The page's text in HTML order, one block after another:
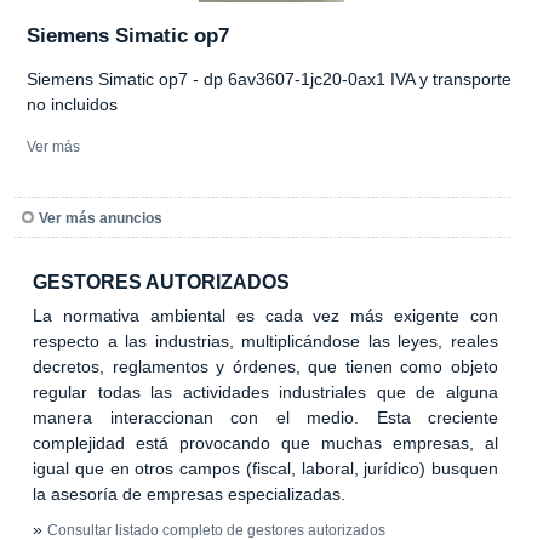
Siemens Simatic op7
Siemens Simatic op7 - dp 6av3607-1jc20-0ax1 IVA y transporte
no incluidos
Ver más
Ver más anuncios
GESTORES AUTORIZADOS
La normativa ambiental es cada vez más exigente con
respecto a las industrias, multiplicándose las leyes, reales
decretos, reglamentos y órdenes, que tienen como objeto
regular todas las actividades industriales que de alguna
manera interaccionan con el medio. Esta creciente
complejidad está provocando que muchas empresas, al
igual que en otros campos (fiscal, laboral, jurídico) busquen
la asesoría de empresas especializadas.
» Consultar listado completo de gestores autorizados